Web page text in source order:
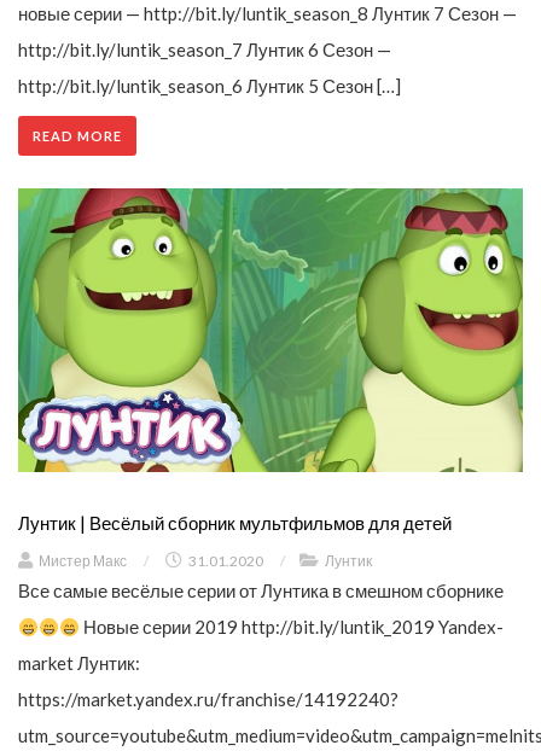
новые серии — http://bit.ly/luntik_season_8 Лунтик 7 Сезон —
http://bit.ly/luntik_season_7 Лунтик 6 Сезон —
http://bit.ly/luntik_season_6 Лунтик 5 Сезон […]
READ MORE
Лунтик | Весёлый сборник мультфильмов для детей
Мистер Макс / 31.01.2020 / Лунтик
Все самые весёлые серии от Лунтика в смешном сборнике
Новые серии 2019 http://bit.ly/luntik_2019 Yandex-
market Лунтик:
https://market.yandex.ru/franchise/14192240?